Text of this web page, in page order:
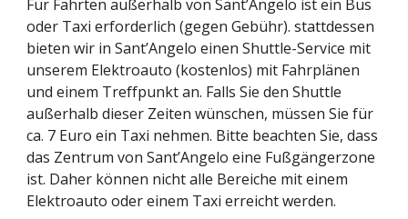
Für Fahrten außerhalb von Sant’Angelo ist ein Bus
oder Taxi erforderlich (gegen Gebühr). stattdessen
bieten wir in Sant’Angelo einen Shuttle-Service mit
unserem Elektroauto (kostenlos) mit Fahrplänen
und einem Treffpunkt an. Falls Sie den Shuttle
außerhalb dieser Zeiten wünschen, müssen Sie für
ca. 7 Euro ein Taxi nehmen. Bitte beachten Sie, dass
das Zentrum von Sant’Angelo eine Fußgängerzone
ist. Daher können nicht alle Bereiche mit einem
Elektroauto oder einem Taxi erreicht werden.